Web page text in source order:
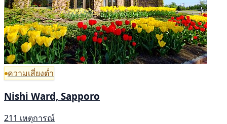
ความเสี่ยงต่ำ
Nishi Ward, Sapporo
211 เหตุการณ์